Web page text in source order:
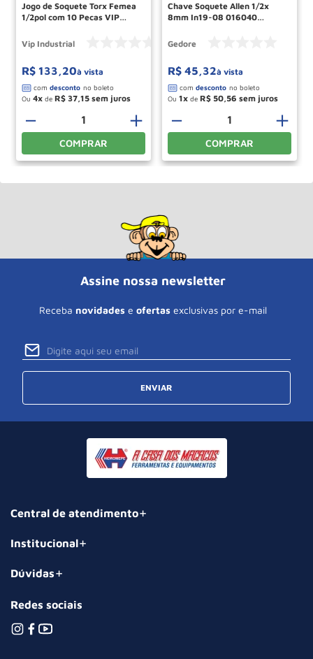
Jogo de Soquete Torx Femea
1/2pol com 10 Pecas VIP
Vip Industrial
R$ 133,20à vista
Ou 4 de R$ 37,15
＋
－
COMPRAR
Chave Soquete Allen 1/2x
8mm In19-08 016040
Gedore
R$ 45,32à vista
Ou 1 de R$ 50,56
＋
－
COMPRAR
Assine nossa newsletter
Receba novidades e ofertas exclusivas por e-mail
ENVIAR
Central de atendimento
Institucional
Dúvidas
Redes sociais